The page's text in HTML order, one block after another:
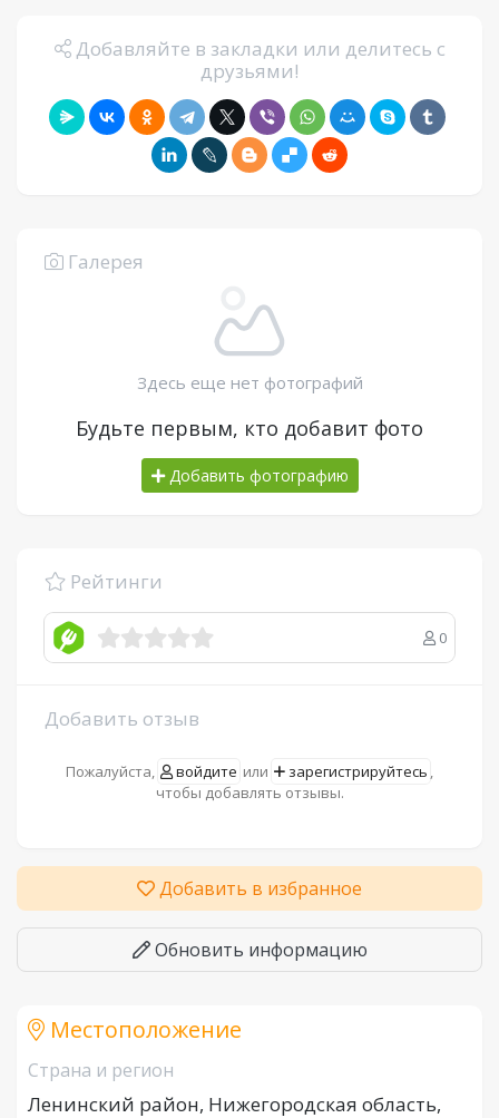
Добавляйте в закладки или делитесь с
друзьями!
Галерея
Здесь еще нет фотографий
Будьте первым, кто добавит фото
Добавить фотографию
Рейтинги
0
Добавить отзыв
Пожалуйста, войдите или зарегистрируйтесь ,
чтобы добавлять отзывы.
Добавить в избранное
Обновить информацию
Местоположение
Страна и регион
Ленинский район, Нижегородская область,